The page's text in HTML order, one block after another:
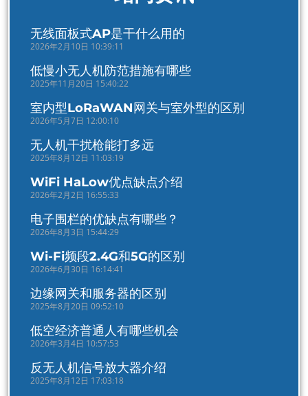
无线面板式AP是干什么用的
2026年2月10日 10:39:11
低慢小无人机防范措施有哪些
2025年11月20日 15:40:22
室内型LoRaWAN网关与室外型的区别
2026年5月7日 12:00:10
无人机干扰枪能打多远
2025年8月12日 11:03:19
WiFi HaLow优点缺点介绍
2026年2月2日 16:55:33
电子围栏的优缺点有哪些？
2026年8月3日 15:44:29
Wi-Fi频段2.4G和5G的区别
2026年6月30日 16:14:41
边缘网关和服务器的区别
2025年8月20日 09:52:10
低空经济普通人有哪些机会
2026年3月4日 10:57:53
反无人机信号放大器介绍
2025年8月12日 17:03:18